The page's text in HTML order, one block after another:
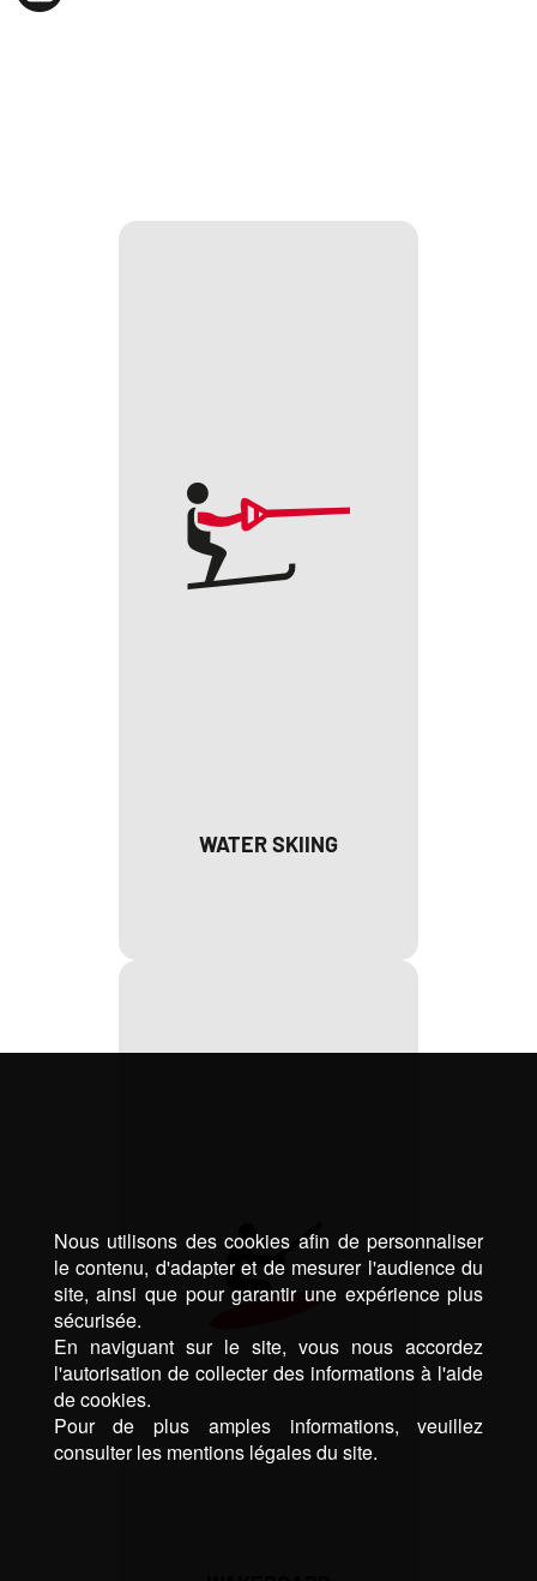
WATER SKIING
Nous utilisons des cookies afin de personnaliser
le contenu, d'adapter et de mesurer l'audience du
site, ainsi que pour garantir une expérience plus
sécurisée.
En naviguant sur le site, vous nous accordez
l'autorisation de collecter des informations à l'aide
de cookies.
Pour de plus amples informations, veuillez
consulter les mentions légales du site.